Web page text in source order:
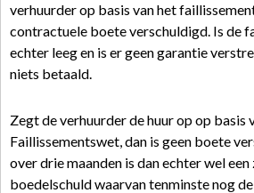
verhuurder op basis van het
contractuele boete verschuldigd. Is de
echter leeg en is er geen garantie
niets betaald.
Zegt de verhuurder de huur op op basis
Faillissementswet, dan is geen boete
over drie maanden is dan echter wel
boedelschuld waarvan tenminste nog